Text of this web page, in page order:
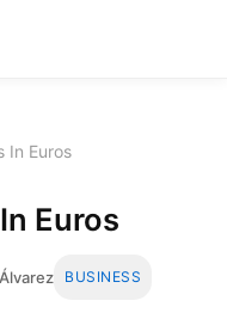
In Euros
Euros
BUSINESS